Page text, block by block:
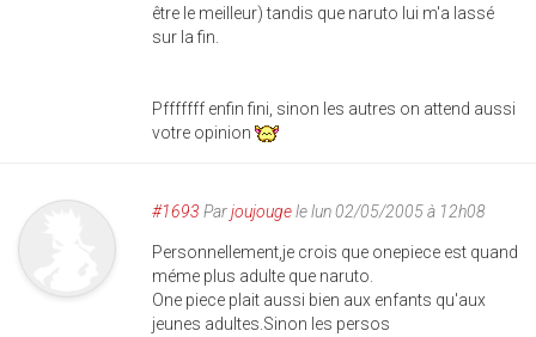
être le meilleur) tandis que naruto lui m'a lassé
sur la fin.
Pfffffff enfin fini, sinon les autres on attend aussi
votre opinion
#1693 Parjoujougele lun 02/05/2005 à 12h08
Personnellement,je crois que onepiece est quand
méme plus adulte que naruto.
One piece plait aussi bien aux enfants qu'aux
jeunes adultes.Sinon les persos